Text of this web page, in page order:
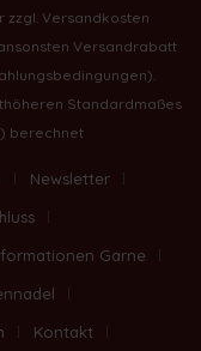
zzgl. Versandkosten
Versandrabatt
).
Standardmaßes
berechnet
Newsletter
Garne
Kontakt